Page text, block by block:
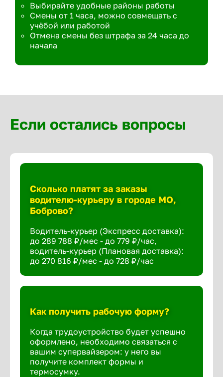
Выбирайте удобные районы работы
Смены от 1 часа, можно совмещать с
учёбой или работой
Отмена смены без штрафа за 24 часа до
начала
Если остались вопросы
Сколько платят за заказы
водителю-курьеру в городе МО,
Боброво?
Водитель-курьер (Экспресс доставка):
до 289 788 ₽/мес - до 779 ₽/час,
водитель-курьер (Плановая доставка):
до 270 816 ₽/мес - до 728 ₽/час
Как получить рабочую форму?
Когда трудоустройство будет успешно
оформлено, необходимо связаться с
вашим супервайзером: у него вы
получите комплект формы и
термосумку.